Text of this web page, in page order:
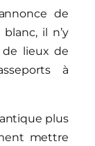
de
il n’y
lieux de
à
plus
mettre